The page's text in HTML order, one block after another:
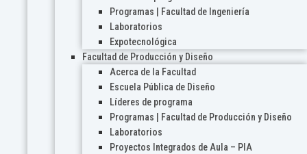
Programas | Facultad de Ingeniería
Laboratorios
Expotecnológica
Facultad de Producción y Diseño
Acerca de la Facultad
Escuela Pública de Diseño
Líderes de programa
Programas | Facultad de Producción y Diseño
Laboratorios
Proyectos Integrados de Aula – PIA